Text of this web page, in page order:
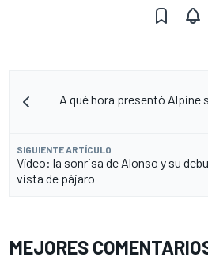
A qué hora presentó Alpine
SIGUIENTE ARTÍCULO
Vídeo: la sonrisa de Alonso y su
vista de pájaro
MEJORES